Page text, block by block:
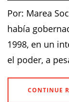
Por: Marea
había
1998, en un
el poder, a
CONTINUE